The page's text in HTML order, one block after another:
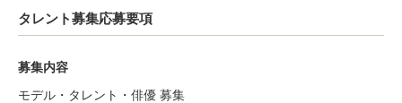
タレント募集応募要項
募集内容
モデル・タレント・俳優 募集